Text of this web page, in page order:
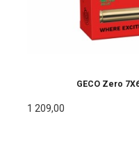
GECO Zero
1 209,00